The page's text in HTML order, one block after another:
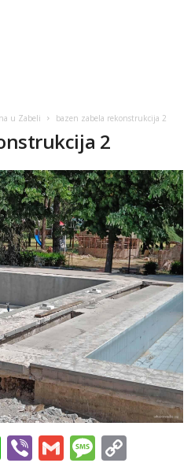
u Zabeli bazen zabela rekonstrukcija 2
2
WhatsApp
ViberGmail